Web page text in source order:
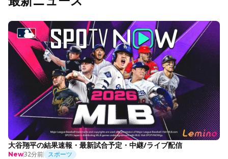
大谷翔平の結果速報・最新試合予定・中継/ライブ配信
New32分前 スポーツ